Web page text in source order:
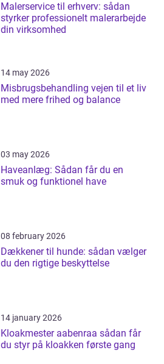
Malerservice til erhverv: sådan
styrker professionelt malerarbejde
din virksomhed
14 may 2026
Misbrugsbehandling vejen til et liv
med mere frihed og balance
03 may 2026
Haveanlæg: Sådan får du en
smuk og funktionel have
08 february 2026
Dækkener til hunde: sådan vælger
du den rigtige beskyttelse
14 january 2026
Kloakmester aabenraa sådan får
du styr på kloakken første gang